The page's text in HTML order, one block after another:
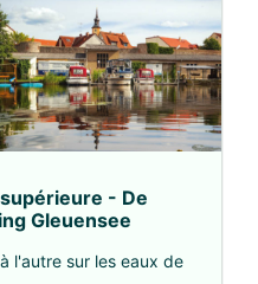
- De
Gleuensee
l'autre sur les eaux de